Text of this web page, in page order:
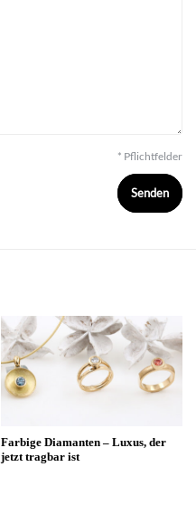
* Pflichtfelder
Senden
Farbige Diamanten – Luxus, der
jetzt tragbar ist